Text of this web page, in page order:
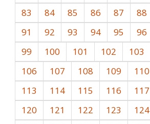
83
84 85 86 87 88
91
92 93 94 95 96
99
100 101 102 103
106
107 108 109 110
113
114 115 116 117
120
121 122 123 124